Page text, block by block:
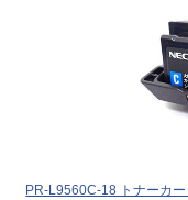
PR-L9560C-18 トナーカ